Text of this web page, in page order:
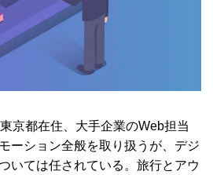
京都在住、大手企業のWeb担当
ーション全般を取り扱うが、デジ
いては任されている。旅行とアウ